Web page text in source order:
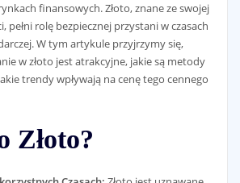
finansowych. Złoto, znane ze swojej
pełni rolę bezpiecznej przystani w czasach
W tym artykule przyjrzymy się,
w złoto jest atrakcyjne, jakie są metody
trendy wpływają na cenę tego cennego
Złoto?